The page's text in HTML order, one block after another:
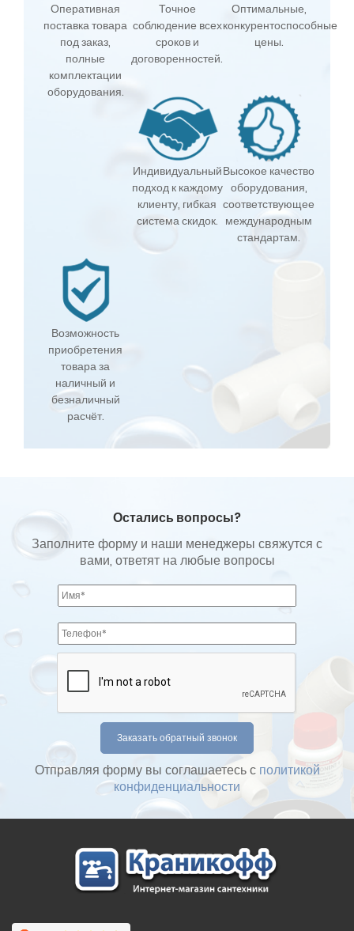
Оперативная
поставка товара
под заказ,
полные
комплектации
оборудования.
Точное
соблюдение всех
сроков и
договоренностей.
Оптимальные,
конкурентоспособные
цены.
Индивидуальный
подход к каждому
клиенту, гибкая
система скидок.
Высокое качество
оборудования,
соответствующее
международным
стандартам.
Возможность
приобретения
товара за
наличный и
безналичный
расчёт.
Остались вопросы?
Заполните форму и наши менеджеры свяжутся с
вами, ответят на любые вопросы
Отправляя форму вы соглашаетесь с политикой
конфиденциальности